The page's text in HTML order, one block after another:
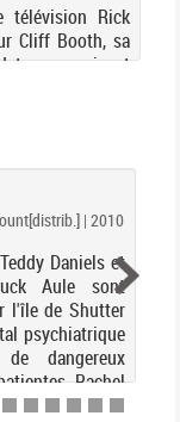
télévision Rick
Cliff Booth, sa
poursuivent
d'une industrie
| 2010
Daniels et
Aule sont
l'île de Shutter
psychiatrique
dangereux
Rachel